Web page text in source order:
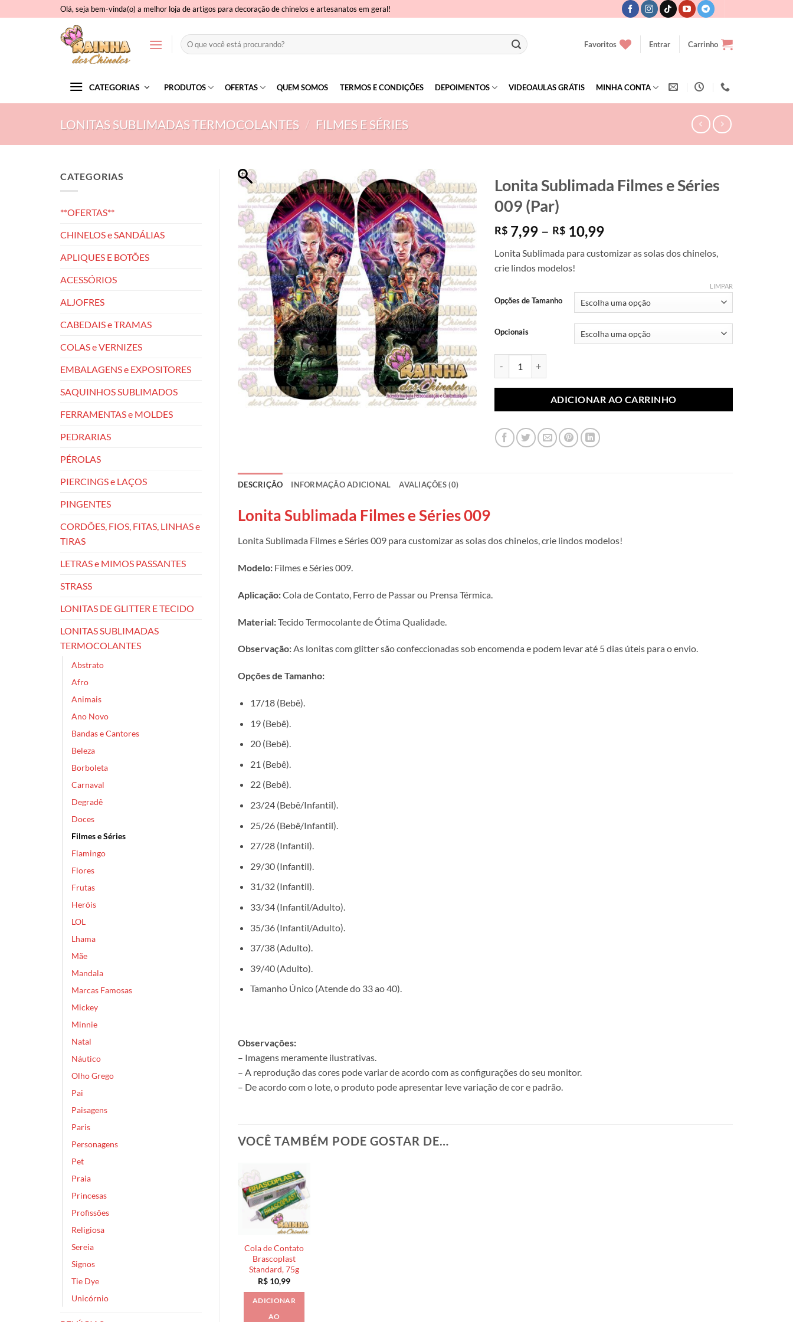
to
Olá, seja bem-vinda(o) a melhor loja de artigos para decoração de chinelos e artesanatos em geral!
Pesquisar
por:
Favoritos Entrar Carrinho
CATEGORIAS PRODUTOS OFERTAS QUEM SOMOS TERMOS E CONDIÇÕES DEPOIMENTOS VIDEOAULAS GRÁTIS MINHA CONTA
LONITAS SUBLIMADAS TERMOCOLANTES / FILMES E SÉRIES
CATEGORIAS
**OFERTAS**
CHINELOS e SANDÁLIAS
APLIQUES E BOTÕES
ACESSÓRIOS
ALJOFRES
CABEDAIS e TRAMAS
COLAS e VERNIZES
EMBALAGENS e EXPOSITORES
SAQUINHOS SUBLIMADOS
FERRAMENTAS e MOLDES
PEDRARIAS
PÉROLAS
PIERCINGS e LAÇOS
PINGENTES
CORDÕES, FIOS, FITAS, LINHAS e
TIRAS
LETRAS e MIMOS PASSANTES
STRASS
LONITAS DE GLITTER E TECIDO
LONITAS SUBLIMADAS
TERMOCOLANTES
Abstrato
Afro
Animais
Ano Novo
Bandas e Cantores
Beleza
Borboleta
Carnaval
Degradê
Doces
Filmes e Séries
Flamingo
Flores
Frutas
Heróis
LOL
Lhama
Mãe
Mandala
Marcas Famosas
Mickey
Minnie
Natal
Náutico
Olho Grego
Pai
Paisagens
Paris
Personagens
Pet
Praia
Princesas
Profissões
Religiosa
Sereia
Signos
Tie Dye
Unicórnio
Lonita Sublimada Filmes e Séries
009 (Par)
R$7,99 – R$10,99Faixa
preço:
R$ 10,99
Lonita Sublimada para customizar as solas dos chinelos,
crie lindos modelos!
Opções de Tamanho
Opcionais
LIMPAR
ADICIONAR AO CARRINHO
DESCRIÇÃO INFORMAÇÃO ADICIONAL AVALIAÇÕES (0)
Lonita Sublimada Filmes e Séries 009
Lonita Sublimada Filmes e Séries 009 para customizar as solas dos chinelos, crie lindos modelos!
Modelo: Filmes e Séries 009.
Aplicação:Cola de Contato, Ferro de Passar ou Prensa Térmica.
Material:Tecido Termocolante de Ótima Qualidade.
Observação:As lonitas com glitter são confeccionadas sob encomenda e podem levar até 5 dias úteis para o envio.
Opções de Tamanho:
17/18 (Bebê).
19 (Bebê).
20 (Bebê).
21 (Bebê).
22 (Bebê).
23/24 (Bebê/Infantil).
25/26 (Bebê/Infantil).
27/28 (Infantil).
29/30 (Infantil).
31/32 (Infantil).
33/34 (Infantil/Adulto).
35/36 (Infantil/Adulto).
37/38 (Adulto).
39/40 (Adulto).
Tamanho Único (Atende do 33 ao 40).
Observações:
– Imagens meramente ilustrativas.
– A reprodução das cores pode variar de acordo com as configurações do seu monitor.
– De acordo com o lote, o produto pode apresentar leve variação de cor e padrão.
VOCÊ TAMBÉM PODE GOSTAR DE…
Cola de Contato
Brascoplast
Standard, 75g
R$ 10,99
ADICIONAR
AO